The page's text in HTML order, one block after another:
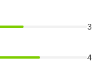
3
4